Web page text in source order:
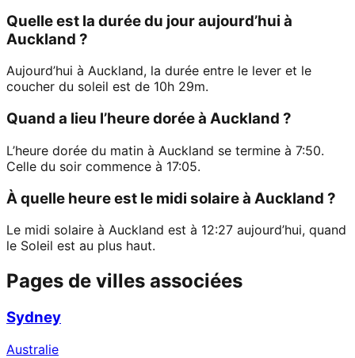
Quelle est la durée du jour aujourd’hui à
Auckland ?
Aujourd’hui à Auckland, la durée entre le lever et le
coucher du soleil est de 10h 29m.
Quand a lieu l’heure dorée à Auckland ?
L’heure dorée du matin à Auckland se termine à 7:50.
Celle du soir commence à 17:05.
À quelle heure est le midi solaire à Auckland ?
Le midi solaire à Auckland est à 12:27 aujourd’hui, quand
le Soleil est au plus haut.
Pages de villes associées
Sydney
Australie